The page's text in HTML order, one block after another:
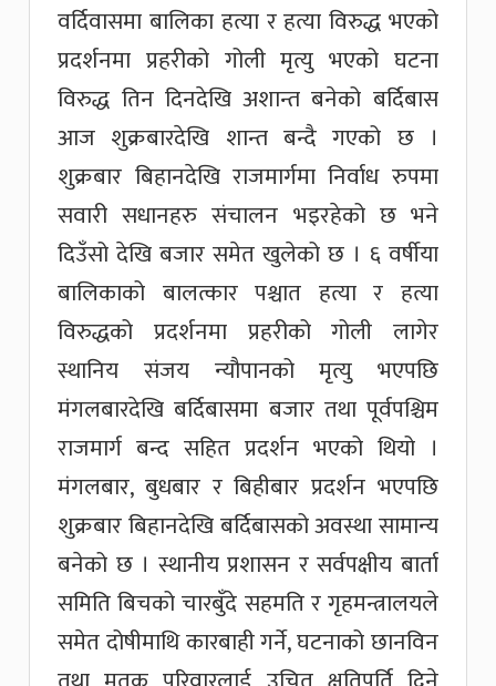
वर्दिवासमा बालिका हत्या र हत्या विरुद्ध भएको
प्रदर्शनमा प्रहरीको गोली मृत्यु भएको घटना
विरुद्ध तिन दिनदेखि अशान्त बनेको बर्दिबास
आज शुक्रबारदेखि शान्त बन्दै गएको छ ।
शुक्रबार बिहानदेखि राजमार्गमा निर्वाध रुपमा
सवारी सधानहरु संचालन भइरहेको छ भने
दिउँसो देखि बजार समेत खुलेको छ । ६ वर्षीया
बालिकाको बालत्कार पश्चात हत्या र हत्या
विरुद्धको प्रदर्शनमा प्रहरीको गोली लागेर
स्थानिय संजय न्यौपानको मृत्यु भएपछि
मंगलबारदेखि बर्दिबासमा बजार तथा पूर्वपश्चिम
राजमार्ग बन्द सहित प्रदर्शन भएको थियो ।
मंगलबार, बुधबार र बिहीबार प्रदर्शन भएपछि
शुक्रबार बिहानदेखि बर्दिबासको अवस्था सामान्य
बनेको छ । स्थानीय प्रशासन र सर्वपक्षीय बार्ता
समिति बिचको चारबुँदे सहमति र गृहमन्त्रालयले
समेत दोषीमाथि कारबाही गर्ने, घटनाको छानविन